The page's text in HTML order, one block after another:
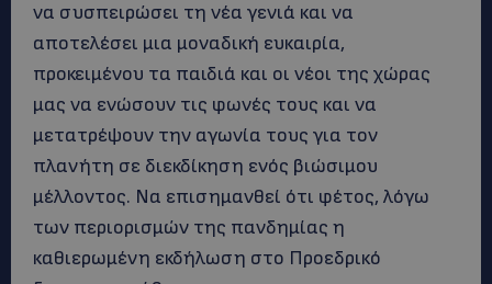
να συσπειρώσει τη νέα γενιά και να
αποτελέσει μια μοναδική ευκαιρία,
προκειμένου τα παιδιά και οι νέοι της χώρας
μας να ενώσουν τις φωνές τους και να
μετατρέψουν την αγωνία τους για τον
πλανήτη σε διεκδίκηση ενός βιώσιμου
μέλλοντος. Να επισημανθεί ότι φέτος, λόγω
των περιορισμών της πανδημίας η
καθιερωμένη εκδήλωση στο Προεδρικό